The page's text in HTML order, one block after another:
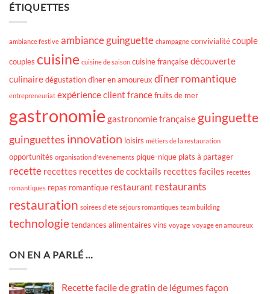
ÉTIQUETTES
ambiance festive ambiance guinguette champagne convivialitécouple
couples cuisine cuisine de saison cuisine françaisedécouverte
culinairedégustationdîner en amoureux dîner romantique
entrepreneuriat expérience client francefruits de mer
gastronomie gastronomie française guinguette
guinguettes innovation loisirs métiers de la restauration
opportunités organisation d'événements pique-nique plats à partager
recette recettes recettes de cocktails recettes faciles recettes
romantiques repas romantique restaurant restaurants
restauration soirées d'été séjours romantiques team building
technologietendances alimentaires vins voyage voyage en amoureux
ON EN A PARLÉ …
Recette facile de gratin de légumes façon